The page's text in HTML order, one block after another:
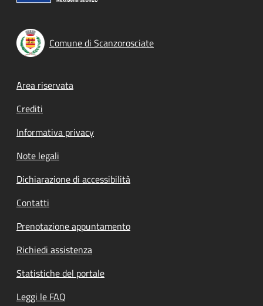
Comune di Scanzorosciate
Footer menu
Area riservata
Crediti
Informativa privacy
Note legali
Dichiarazione di accessibilità
Contatti
Prenotazione appuntamento
Richiedi assistenza
Statistiche del portale
Leggi le FAQ